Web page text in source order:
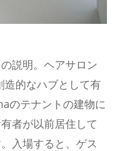
説明。ヘアサロン
的なハブとして有
のテナントの建物に
者が以前居住して
入場すると、ゲス